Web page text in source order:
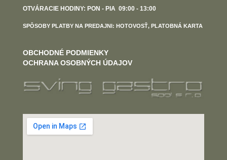
OTVÁRACIE HODINY: PON - PIA 09:00 - 13:00
SPÔSOBY PLATBY NA PREDAJNI: HOTOVOSŤ, PLATOBNÁ KARTA
OBCHODNÉ PODMIENKY
OCHRANA OSOBNÝCH ÚDAJOV